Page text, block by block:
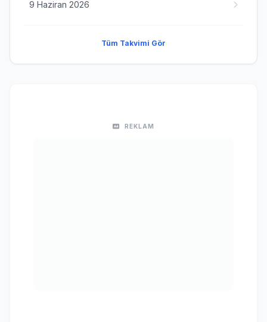
9 Haziran 2026
Tüm Takvimi Gör
REKLAM